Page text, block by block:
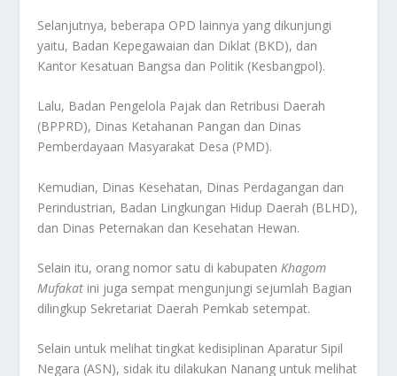
Selanjutnya, beberapa OPD lainnya yang dikunjungi
yaitu, Badan Kepegawaian dan Diklat (BKD), dan
Kantor Kesatuan Bangsa dan Politik (Kesbangpol).
Lalu, Badan Pengelola Pajak dan Retribusi Daerah
(BPPRD), Dinas Ketahanan Pangan dan Dinas
Pemberdayaan Masyarakat Desa (PMD).
Kemudian, Dinas Kesehatan, Dinas Perdagangan dan
Perindustrian, Badan Lingkungan Hidup Daerah (BLHD),
dan Dinas Peternakan dan Kesehatan Hewan.
Selain itu, orang nomor satu di kabupatenKhagom
Mufakat ini juga sempat mengunjungi sejumlah Bagian
dilingkup Sekretariat Daerah Pemkab setempat.
Selain untuk melihat tingkat kedisiplinan Aparatur Sipil
Negara (ASN), sidak itu dilakukan Nanang untuk melihat